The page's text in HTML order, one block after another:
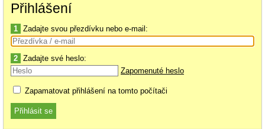
Přihlášení
1 Zadajte svou přezdívku nebo e-mail:
2 Zadajte své heslo:
Zapomenuté heslo
Zapamatovat přihlášení na tomto počítači